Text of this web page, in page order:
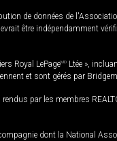
de données de
être indépendamment
Royal LePageMD Ltée »,
et sont gérés par
par les membres
dont la National